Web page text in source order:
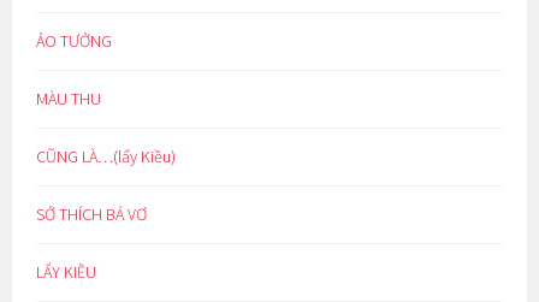
ẢO TƯỞNG
MÀU THU
CŨNG LÀ…(lẩy Kiều)
SỞ THÍCH BÁ VƠ
LẨY KIỀU